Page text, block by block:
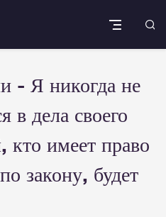
- Я никогда не
в дела своего
кто имеет право
закону, будет